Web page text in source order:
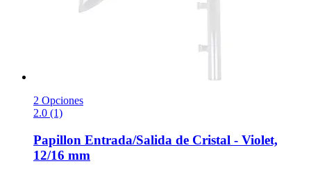
2 Opciones
2.0 (1)
Papillon Entrada/Salida de Cristal -​ Violet,
12/16 mm